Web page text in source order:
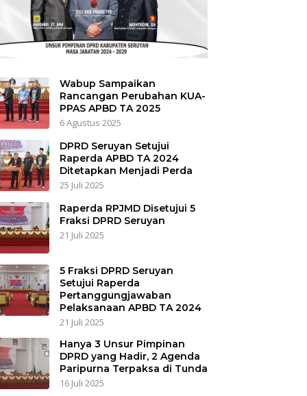
Wabup Sampaikan
Rancangan Perubahan KUA-
PPAS APBD TA 2025
6 Agustus 2025
DPRD Seruyan Setujui
Raperda APBD TA 2024
Ditetapkan Menjadi Perda
25 Juli 2025
Raperda RPJMD Disetujui 5
Fraksi DPRD Seruyan
21 Juli 2025
5 Fraksi DPRD Seruyan
Setujui Raperda
Pertanggungjawaban
Pelaksanaan APBD TA 2024
21 Juli 2025
Hanya 3 Unsur Pimpinan
DPRD yang Hadir, 2 Agenda
Paripurna Terpaksa di Tunda
16 Juli 2025